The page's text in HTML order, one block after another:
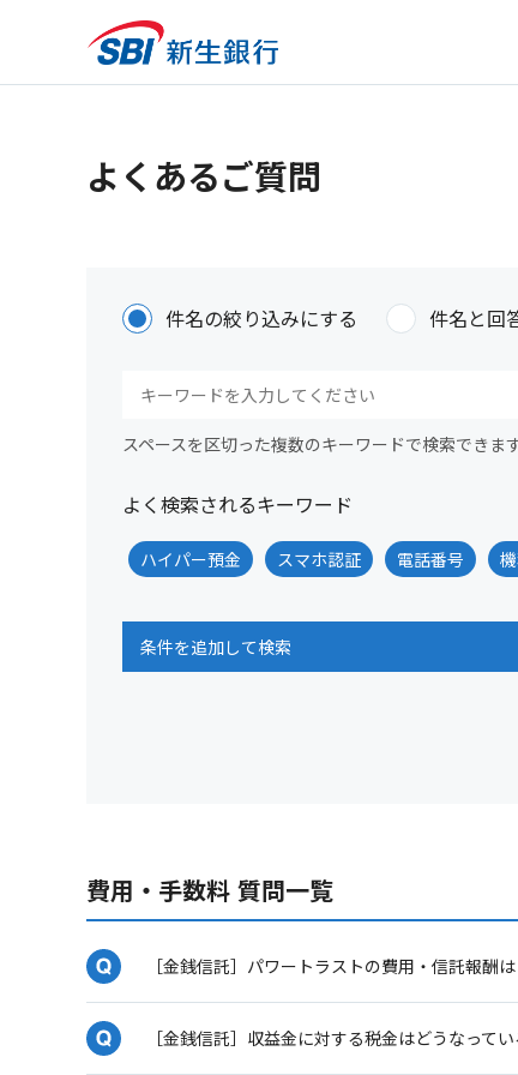
よくあるご質問
件名の絞り込みにする 件名と回
スペースを区切った複数のキーワードで検索できま
よく検索されるキーワード
ハイパー預金 スマホ認証 電話番号
条件を追加して検索
費用・手数料 質問一覧
［金銭信託］パワートラストの費用・信託報酬
［金銭信託］収益金に対する税金はどうなってい